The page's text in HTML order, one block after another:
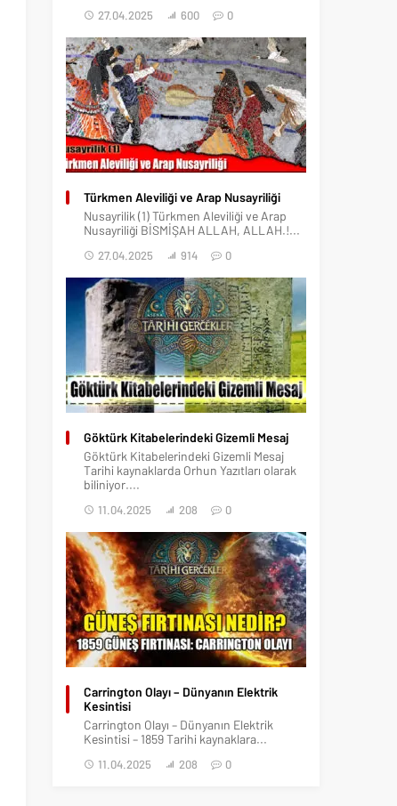
27.04.2025 600 0
Türkmen Aleviliği ve Arap Nusayriliği
Nusayrilik (1) Türkmen Aleviliği ve Arap
Nusayriliği BİSMİŞAH ALLAH, ALLAH.!...
27.04.2025 914 0
Göktürk Kitabelerindeki Gizemli Mesaj
Göktürk Kitabelerindeki Gizemli Mesaj
Tarihi kaynaklarda Orhun Yazıtları olarak
biliniyor....
11.04.2025 208 0
Carrington Olayı – Dünyanın Elektrik
Kesintisi
Carrington Olayı – Dünyanın Elektrik
Kesintisi – 1859 Tarihi kaynaklara...
11.04.2025 208 0